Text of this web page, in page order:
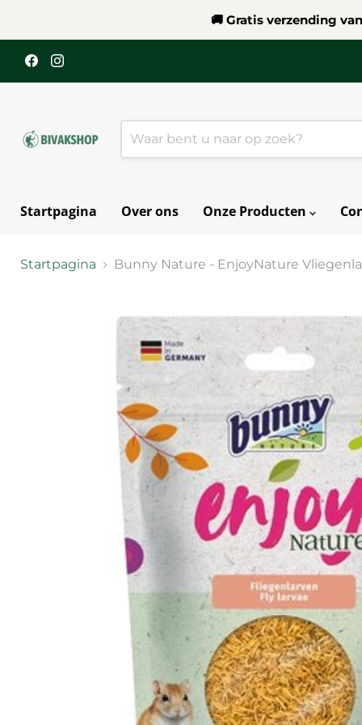
🚚 Gratis verzending
Vind
ons
op
op
Startpagina Over ons Onze Producten
Startpagina Bunny Nature - EnjoyNature